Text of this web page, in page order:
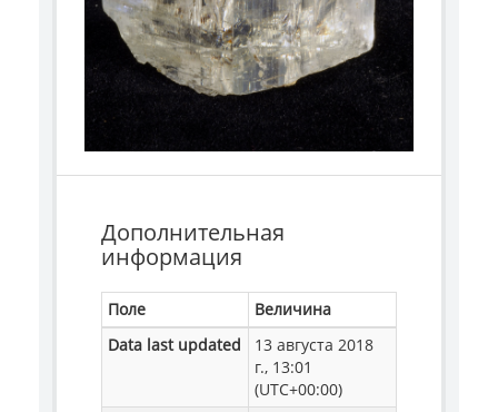
Дополнительная
информация
Поле
Величина
Data last updated
13 августа 2018
г., 13:01
(UTC+00:00)